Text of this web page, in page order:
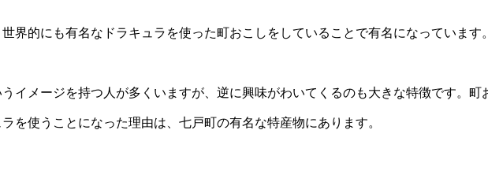
界的にも有名なドラキュラを使った町おこしをしていることで有名になっています
イメージを持つ人が多くいますが、逆に興味がわいてくるのも大きな特徴です。町
を使うことになった理由は、七戸町の有名な特産物にあります。